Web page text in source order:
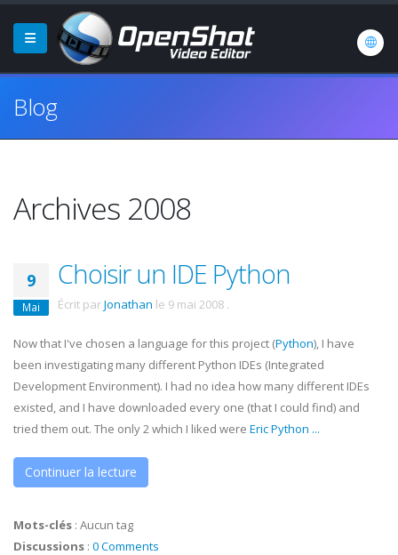
Blog
Archives 2008
9
Mai
Choisir un IDE Python
Écrit parJonathan le 9 mai 2008 .
Now that I've chosen a language for this project (Python), I have
been investigating many different Python IDEs (Integrated
Development Environment). I had no idea how many different IDEs
existed, and I have downloaded every one (that I could find) and
tried them out. The only 2 which I liked were Eric Python ...
Continuer la lecture
Mots-clés : Aucun tag
Discussions : 0 Comments